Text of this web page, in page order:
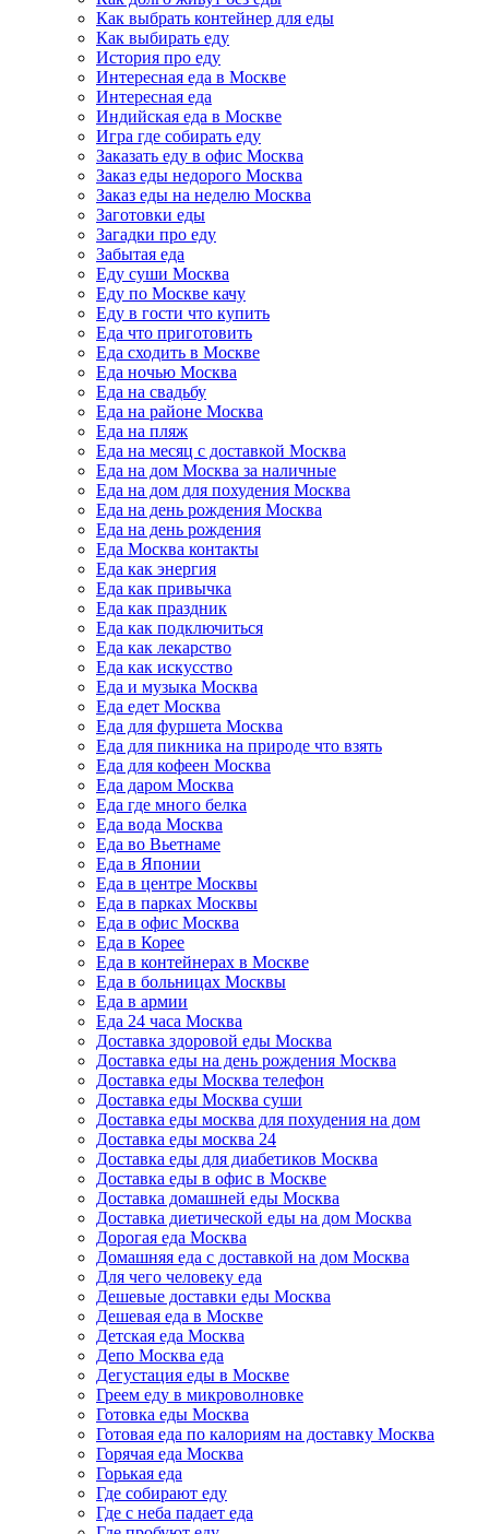
Как выбрать контейнер для еды
Как выбирать еду
История про еду
Интересная еда в Москве
Интересная еда
Индийская еда в Москве
Игра где собирать еду
Заказать еду в офис Москва
Заказ еды недорого Москва
Заказ еды на неделю Москва
Заготовки еды
Загадки про еду
Забытая еда
Еду суши Москва
Еду по Москве качу
Еду в гости что купить
Еда что приготовить
Еда сходить в Москве
Еда ночью Москва
Еда на свадьбу
Еда на районе Москва
Еда на пляж
Еда на месяц с доставкой Москва
Еда на дом Москва за наличные
Еда на дом для похудения Москва
Еда на день рождения Москва
Еда на день рождения
Еда Москва контакты
Еда как энергия
Еда как привычка
Еда как праздник
Еда как подключиться
Еда как лекарство
Еда как искусство
Еда и музыка Москва
Еда едет Москва
Еда для фуршета Москва
Еда для пикника на природе что взять
Еда для кофеен Москва
Еда даром Москва
Еда где много белка
Еда вода Москва
Еда во Вьетнаме
Еда в Японии
Еда в центре Москвы
Еда в парках Москвы
Еда в офис Москва
Еда в Корее
Еда в контейнерах в Москве
Еда в больницах Москвы
Еда в армии
Еда 24 часа Москва
Доставка здоровой еды Москва
Доставка еды на день рождения Москва
Доставка еды Москва телефон
Доставка еды Москва суши
Доставка еды москва для похудения на дом
Доставка еды москва 24
Доставка еды для диабетиков Москва
Доставка еды в офис в Москве
Доставка домашней еды Москва
Доставка диетической еды на дом Москва
Дорогая еда Москва
Домашняя еда с доставкой на дом Москва
Для чего человеку еда
Дешевые доставки еды Москва
Дешевая еда в Москве
Детская еда Москва
Депо Москва еда
Дегустация еды в Москве
Греем еду в микроволновке
Готовка еды Москва
Готовая еда по калориям на доставку Москва
Горячая еда Москва
Горькая еда
Где собирают еду
Где с неба падает еда